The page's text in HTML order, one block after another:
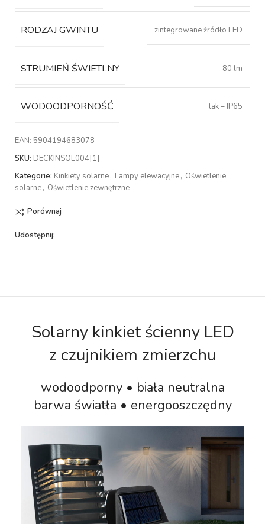
RODZAJ GWINTU zintegrowane źródło LED
STRUMIEŃ ŚWIETLNY 80 lm
WODOODPORNOŚĆ tak – IP65
EAN: 5904194683078
SKU: DECKINSOL004[1]
Kategorie: Kinkiety solarne, Lampy elewacyjne, Oświetlenie
solarne, Oświetlenie zewnętrzne
Porównaj
Udostępnij:
Solarny kinkiet ścienny LED
z czujnikiem zmierzchu
wodoodporny • biała neutralna
barwa światła • energooszczędny